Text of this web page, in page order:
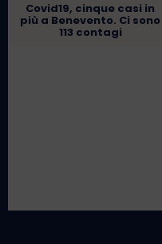
Covid19, cinque casi in
più a Benevento. Ci sono
113 contagi